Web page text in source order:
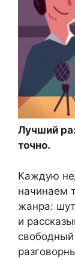
Лучший
точно.
Каждую
начинаем
жанра:
и